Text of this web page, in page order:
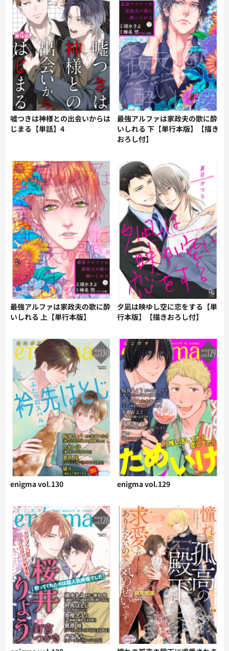
嘘つきは神様との出会いからは
じまる【単話】4
最強アルファは家政夫の歌に酔
いしれる 下【単行本版】【描き
おろし付】
最強アルファは家政夫の歌に酔
いしれる 上【単行本版】
夕凪は映ゆし空に恋をする【単
行本版】【描きおろし付】
enigma vol.130 enigma vol.129